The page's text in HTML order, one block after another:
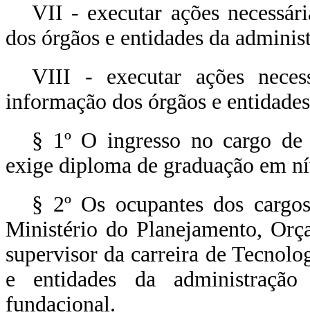
VII - executar ações
dos órgãos e entidades da
VIII - executar ações
informação dos órgãos e
§ 1º O ingresso no cargo
exige diploma de graduação em
§ 2º Os ocupantes dos
Ministério do Planejamento,
supervisor da carreira de
e entidades da
fundacional.